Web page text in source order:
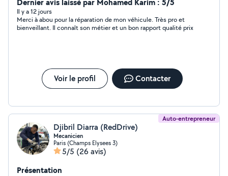
Il y a 12 jours
Merci à abou pour la réparation de mon véhicule. Très pro et
bienveillant. Il connaît son métier et un bon rapport qualité prix
Voir le profil Contacter
Auto-entrepreneur
Djibril Diarra (RedDrive)
Mecanicien
Paris (Champs Elysees 3)
5/5 (26 avis)
Présentation